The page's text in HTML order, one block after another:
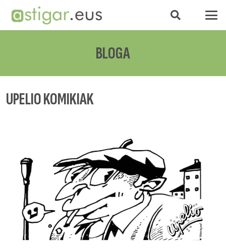
BLOGA
UPELIO KOMIKIAK